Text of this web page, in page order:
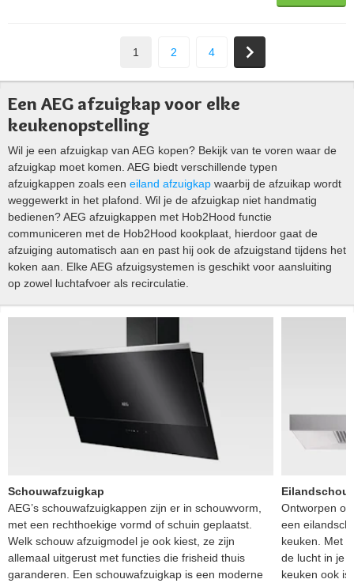
1 2 4
Een AEG afzuigkap voor elke
keukenopstelling
Wil je een afzuigkap van AEG kopen? Bekijk van te voren waar de
afzuigkap moet komen. AEG biedt verschillende typen
afzuigkappen zoals een eiland afzuigkap waarbij de afzuikap wordt
weggewerkt in het plafond. Wil je de afzuigkap niet handmatig
bedienen? AEG afzuigkappen met Hob2Hood functie
communiceren met de Hob2Hood kookplaat, hierdoor gaat de
afzuiging automatisch aan en past hij ook de afzuigstand tijdens het
koken aan. Elke AEG afzuigsystemen is geschikt voor aansluiting
op zowel luchtafvoer als recirculatie.
Schouwafzuigkap
AEG’s schouwafzuigkappen zijn er in schouwvorm,
met een rechthoekige vormd of schuin geplaatst.
Welk schouw afzuigmodel je ook kiest, ze zijn
allemaal uitgerust met functies die frisheid thuis
garanderen. Een schouwafzuigkap is een moderne
Ontworpen
een
keuken. Met
de lucht in je
keuken ook